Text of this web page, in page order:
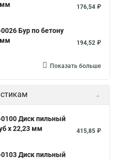
мм
176,54 ₽
Бур по бетону
мм
194,52 ₽
Показать больше
0100 Диск пильный
х 22,23 мм
415,85 ₽
0103 Диск пильный